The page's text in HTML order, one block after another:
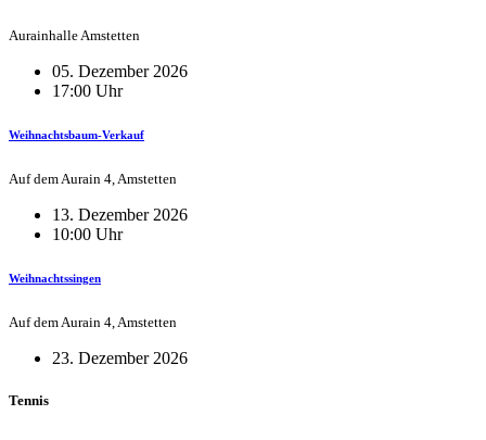
Aurainhalle Amstetten
05. Dezember 2026
17:00 Uhr
Weihnachtsbaum-Verkauf
Auf dem Aurain 4, Amstetten
13. Dezember 2026
10:00 Uhr
Weihnachtssingen
Auf dem Aurain 4, Amstetten
23. Dezember 2026
Tennis